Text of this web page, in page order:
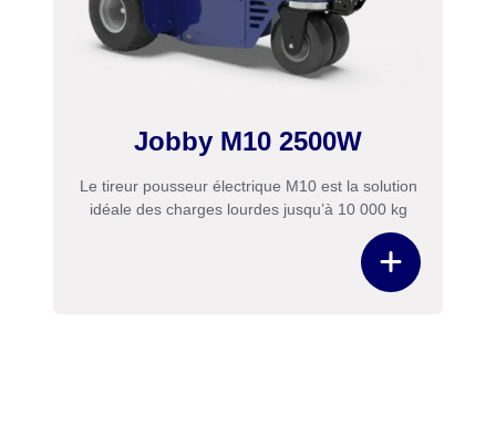
Jobby M10 2500W
Le tireur pousseur électrique M10 est la solution
idéale des charges lourdes jusqu’à 10 000 kg